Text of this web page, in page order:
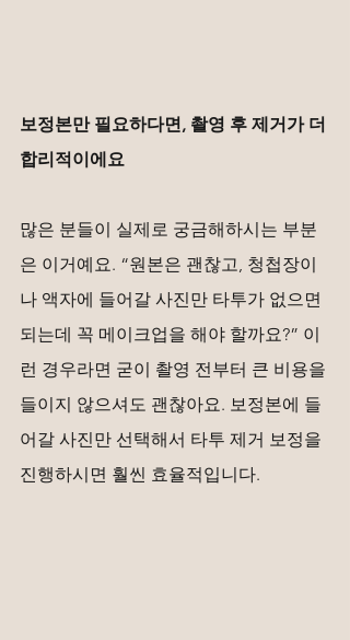
보정본만 필요하다면, 촬영 후 제거가 더
합리적이에요
많은 분들이 실제로 궁금해하시는 부분
은 이거예요. “원본은 괜찮고, 청첩장이
나 액자에 들어갈 사진만 타투가 없으면
되는데 꼭 메이크업을 해야 할까요?” 이
런 경우라면 굳이 촬영 전부터 큰 비용을
들이지 않으셔도 괜찮아요. 보정본에 들
어갈 사진만 선택해서 타투 제거 보정을
진행하시면 훨씬 효율적입니다.